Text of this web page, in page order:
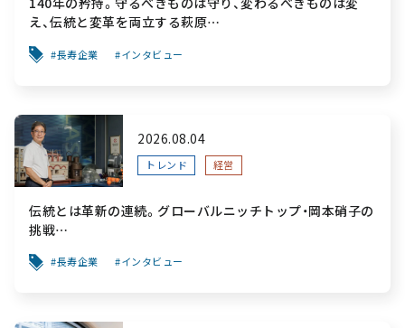
え、伝統と変革を両立する萩原
長寿企業 インタビュー
2026.08.04
トレンド 経営
伝統とは革新の連続。グローバルニッチトップ・岡本硝子の
挑戦
こだわり、ガラスを超える経営戦略～
長寿企業 インタビュー